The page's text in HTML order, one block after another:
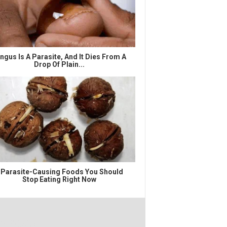
Is A Parasite, And It Dies From A
Drop Of Plain...
Causing Foods You Should
Stop Eating Right Now